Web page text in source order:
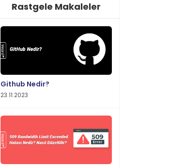
Rastgele Makaleler
Github Nedir?
23.11.2023